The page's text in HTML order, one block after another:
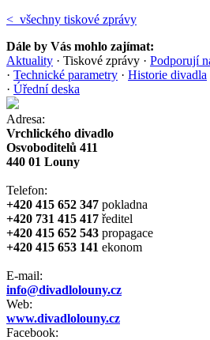
< všechny tiskové zprávy
Dále by Vás mohlo zajímat:
Aktuality · Tiskové zprávy · Podporují
· Technické parametry · Historie divadla
· Úřední deska
Adresa:
Vrchlického divadlo
Osvoboditelů 411
440 01 Louny
Telefon:
+420 415 652 347 pokladna
+420 731 415 417 ředitel
+420 415 652 543 propagace
+420 415 653 141 ekonom
E-mail:
info@divadlolouny.cz
Web:
www.divadlolouny.cz
Facebook: